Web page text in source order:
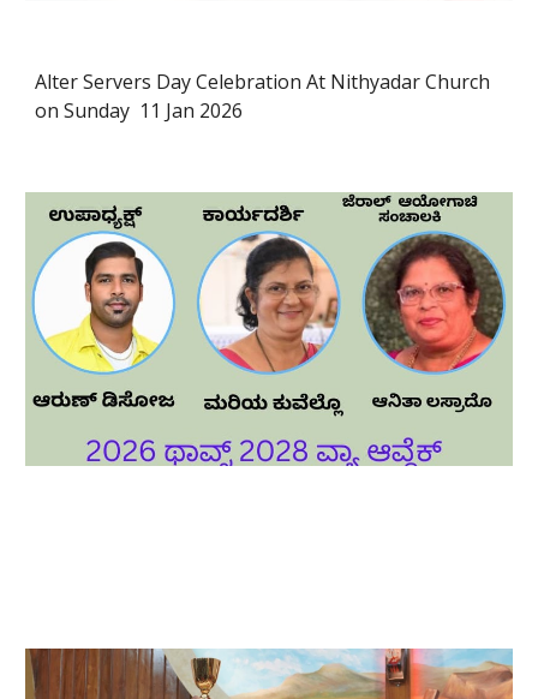
Alter Servers Day Celebration At Nithyadar Church
on Sunday 11 Jan 2026